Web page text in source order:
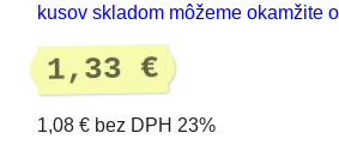
kusov skladom môžeme okamžite
1,33 €
1,08 € bez DPH 23%